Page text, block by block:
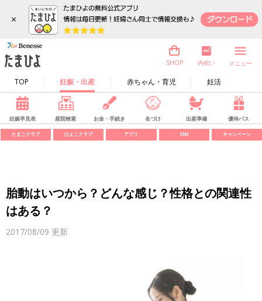
×
TOP 妊娠・出産 赤ちゃん・育児 妊活
SHOP 内祝い メニュー
妊娠早見表 産院検索 お金・手続き 名づけ 出産準備 優待パス
たまごクラブ ひよこクラブ アプリ SNS キャンペーン
胎動はいつから？どんな感じ？性格との関連性
はある？
2017/08/09 更新